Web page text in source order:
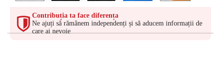
Contribuția ta face diferența
Ne ajuți să rămânem independenți și să aducem informații de
care ai nevoie